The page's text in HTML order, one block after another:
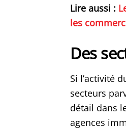
Lire aussi :
les
Des
Si l’activité
secteurs
détail dans
agences